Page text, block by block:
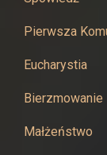
Żywcu
Pierwsza
Eucharystia
Bierzmowanie
Małżeństwo